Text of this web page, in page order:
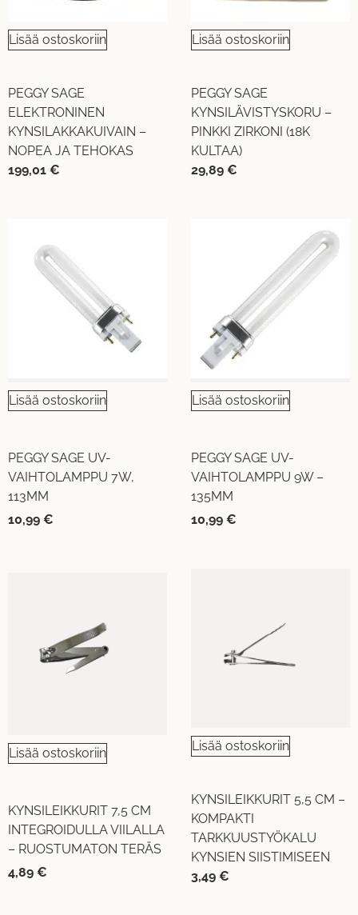
Lisää ostoskoriin
PEGGY SAGE
ELEKTRONINEN
KYNSILAKKAKUIVAIN –
NOPEA JA TEHOKAS
199,01 €
Lisää ostoskoriin
PEGGY SAGE
KYNSILÄVISTYSKORU –
PINKKI ZIRKONI (18K
KULTAA)
29,89 €
Lisää ostoskoriin
PEGGY SAGE UV-
VAIHTOLAMPPU 7W,
113MM
10,99 €
Lisää ostoskoriin
PEGGY SAGE UV-
VAIHTOLAMPPU 9W –
135MM
10,99 €
Lisää ostoskoriin
KYNSILEIKKURIT 7,5 CM
INTEGROIDULLA VIILALLA
– RUOSTUMATON TERÄS
4,89 €
Lisää ostoskoriin
KYNSILEIKKURIT 5,5 CM –
KOMPAKTI
TARKKUUSTYÖKALU
KYNSIEN SIISTIMISEEN
3,49 €